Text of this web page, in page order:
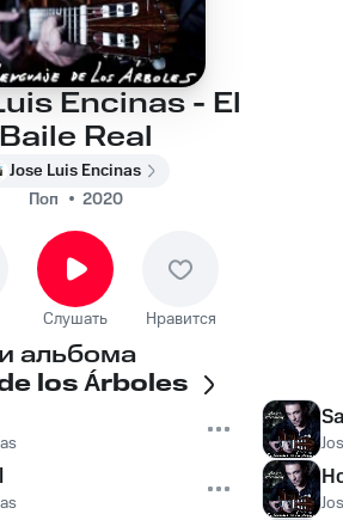
Encinas - El
Baile Real
Jose Luis Encinas
Поп
2020
Слушать Нравится
альбома
los Árboles